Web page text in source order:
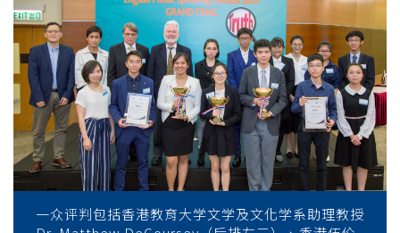
说
比
赛
2019」
以
「真一众评判包括香港教育大学文学及文化学系助理教授